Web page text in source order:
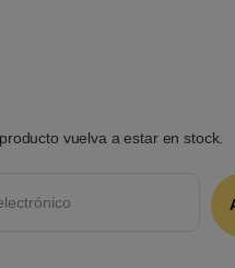
vuelva a estar en stock.